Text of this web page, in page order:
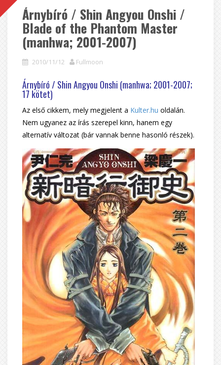
Árnybíró / Shin Angyou Onshi /
Blade of the Phantom Master
(manhwa; 2001-2007)
2010/11/12 Fullmoon
Árnybíró / Shin Angyou Onshi (manhwa; 2001-2007;
17 kötet)
Az első cikkem, mely megjelent a Kulter.hu oldalán.
Nem ugyanez az írás szerepel kinn, hanem egy
alternatív változat (bár vannak benne hasonló részek).